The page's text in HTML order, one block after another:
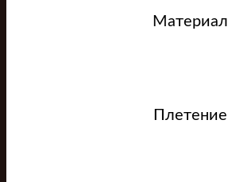
Материал
Плетение